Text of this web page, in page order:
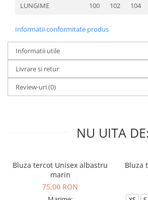
LUNGIME
100 102 104
Informatii conformitate produs
Informatii utile
Livrare si retur
Review-uri(0)
NU UITA DE:
Bluza tercot Unisex albastru
marin
75,00 RON
Bluza